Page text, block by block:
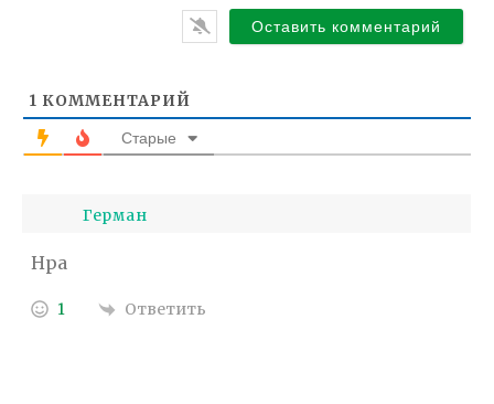
1 КОММЕНТАРИЙ
Старые
Герман
Нра
1 Ответить